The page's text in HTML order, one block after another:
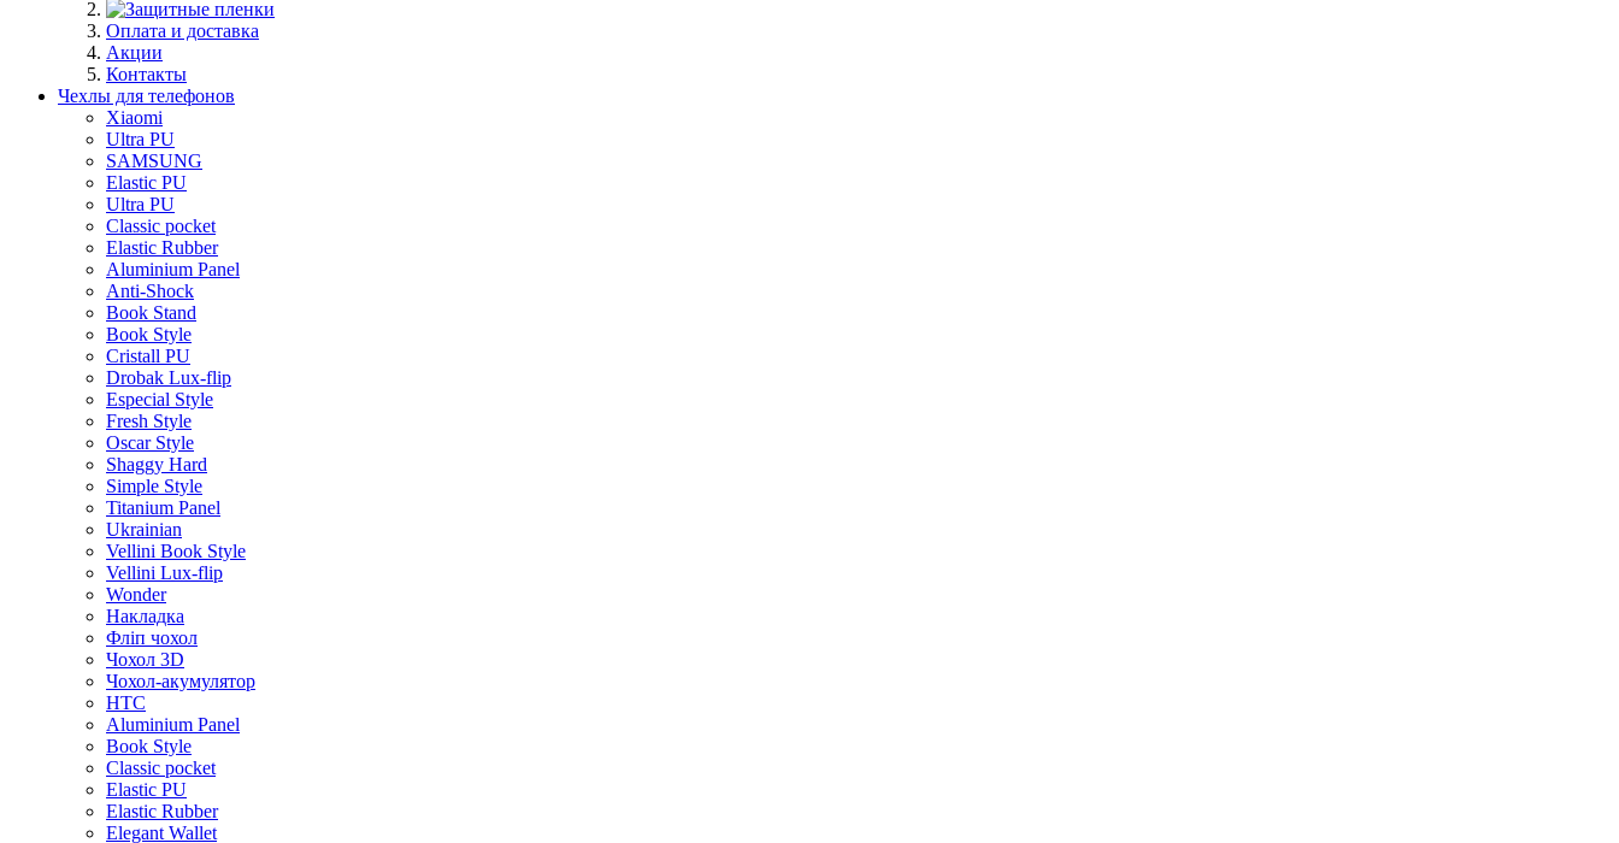
Оплата и доставка
Акции
Контакты
Чехлы для телефонов
Xiaomi
Ultra PU
SAMSUNG
Elastic PU
Ultra PU
Classic pocket
Elastic Rubber
Aluminium Panel
Anti-Shock
Book Stand
Book Style
Cristall PU
Drobak Lux-flip
Especial Style
Fresh Style
Oscar Style
Shaggy Hard
Simple Style
Titanium Panel
Ukrainian
Vellini Book Style
Vellini Lux-flip
Wonder
Накладка
Фліп чохол
Чохол 3D
Чохол-акумулятор
HTC
Aluminium Panel
Book Style
Classic pocket
Elastic PU
Elastic Rubber
Elegant Wallet